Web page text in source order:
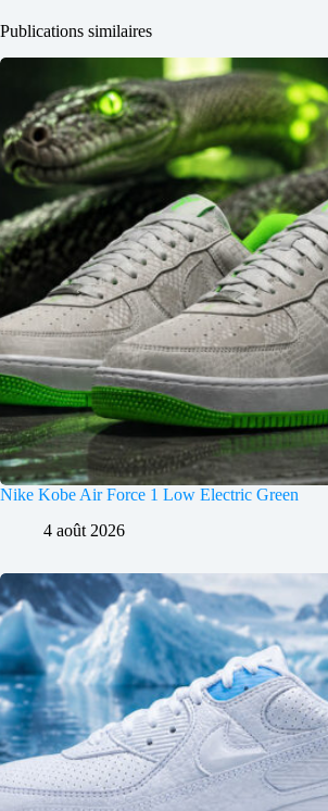
Publications similaires
Nike Kobe Air Force 1 Low Electric Green
4 août 2026